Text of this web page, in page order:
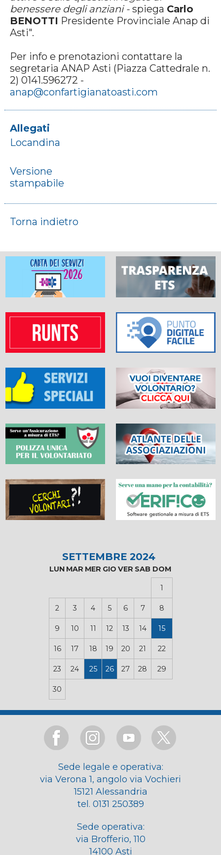
benessere degli anziani - spiega Carlo
BENOTTI Presidente Provinciale Anap di
Asti".
Per info e prenotazioni contattare la
segretaria ANAP Asti (Piazza Cattedrale n.
2) 0141.596272 -
anap@confartigianatoasti.com
Allegati
Locandina
Versione
stampabile
Torna indietro
SETTEMBRE 2024
LUN MAR MER GIO VER SAB DOM
1
2 3 4 5 6 7 8
9 10 11 12 13 14 15
16 17 18 19 20 21 22
23 24 25 26 27 28 29
30
Sede legale e operativa:
via Verona 1, angolo via Vochieri
15121 Alessandria
tel. 0131 250389
Sede operativa:
via Brofferio, 110
14100 Asti